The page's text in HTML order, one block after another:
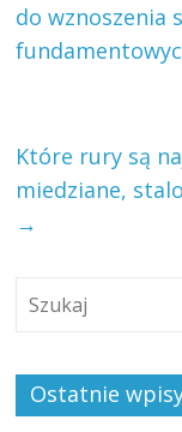
do wznoszenia
Które rury są
miedziane,
→
Ostatnie